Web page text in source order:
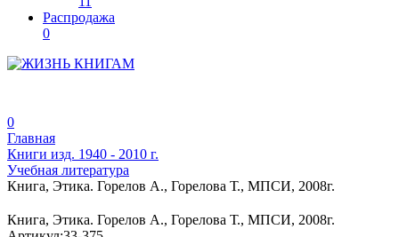
Распродажа
0
0
Главная
Книги изд. 1940 - 2010 г.
Учебная литература
Книга, Этика. Горелов А., Горелова Т., МПСИ, 2008г.
Книга, Этика. Горелов А., Горелова Т., МПСИ, 2008г.